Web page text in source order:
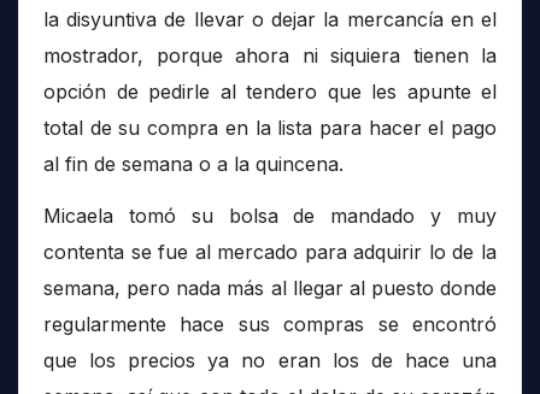
la disyuntiva de llevar o dejar la mercancía en el
mostrador, porque ahora ni siquiera tienen la
opción de pedirle al tendero que les apunte el
total de su compra en la lista para hacer el pago
al fin de semana o a la quincena.
Micaela tomó su bolsa de mandado y muy
contenta se fue al mercado para adquirir lo de la
semana, pero nada más al llegar al puesto donde
regularmente hace sus compras se encontró
que los precios ya no eran los de hace una